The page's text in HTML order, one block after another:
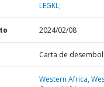
LEGKL;
2024/02/08
Carta de
Western Africa,